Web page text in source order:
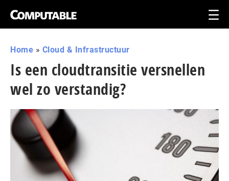
Home » Cloud & Infrastructuur
Is een cloudtransitie versnellen
wel zo verstandig?